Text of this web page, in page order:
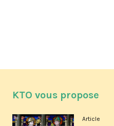
KTO vous propose
Article